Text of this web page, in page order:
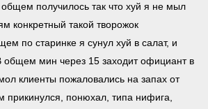
получилось так что хуй я не мыл
конкретный такой творожок
по старинке я сунул хуй в салат, и
мин через 15 заходит официант в
клиенты пожаловались на запах от
прикинулся, понюхал, типа нифига,